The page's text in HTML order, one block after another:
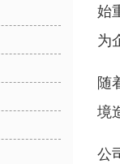
始
为
随
境
公